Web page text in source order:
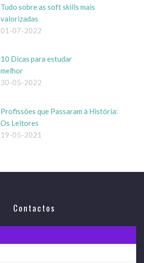
Tudo sobre as soft skills mais
valorizadas
01-07-2022
10 Dicas para estudar
melhor
30-05-2022
Profissões que Passaram à História:
Os Leitores
19-05-2021
Contactos